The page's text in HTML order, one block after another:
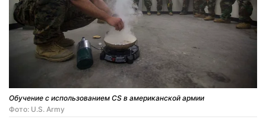
Обучение с использованием CS в американской армии
Фото: U.S. Army